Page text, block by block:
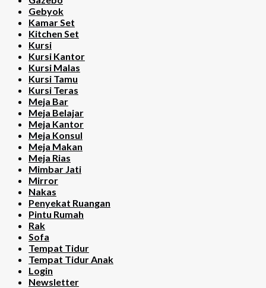
Gebyok
Kamar Set
Kitchen Set
Kursi
Kursi Kantor
Kursi Malas
Kursi Tamu
Kursi Teras
Meja Bar
Meja Belajar
Meja Kantor
Meja Konsul
Meja Makan
Meja Rias
Mimbar Jati
Mirror
Nakas
Penyekat Ruangan
Pintu Rumah
Rak
Sofa
Tempat Tidur
Tempat Tidur Anak
Login
Newsletter